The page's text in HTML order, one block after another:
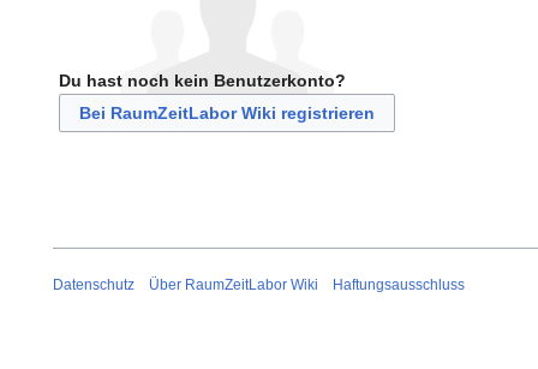
Du hast noch kein Benutzerkonto?
Bei RaumZeitLabor Wiki registrieren
Datenschutz Über RaumZeitLabor Wiki Haftungsausschluss